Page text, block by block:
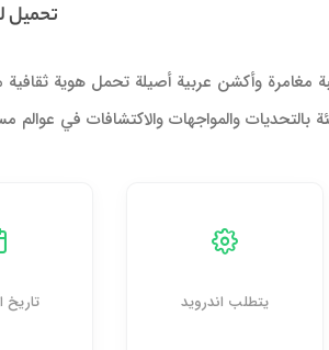
تحميل
مغامرة وأكشن عربية أصيلة تحمل هوية
بالتحديات والمواجهات والاكتشافات في عوالم
يتطلب اندرويد